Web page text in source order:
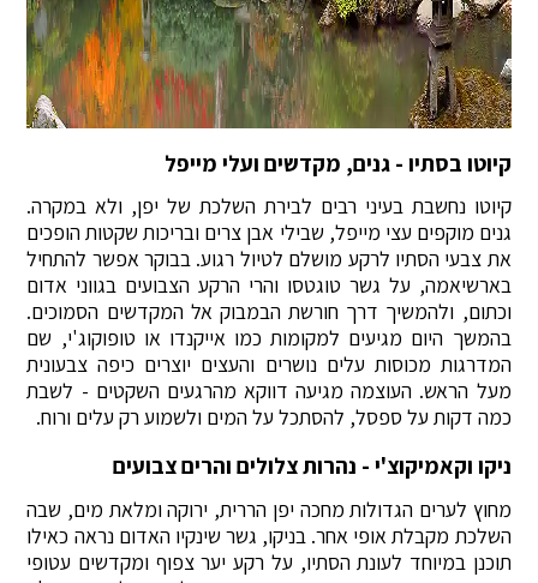
קיוטו בסתיו - גנים, מקדשים ועלי מייפל
קיוטו נחשבת בעיני רבים לבירת השלכת של יפן, ולא במקרה.
גנים מוקפים עצי מייפל, שבילי אבן צרים ובריכות שקטות הופכים
את צבעי הסתיו לרקע מושלם לטיול רגוע. בבוקר אפשר להתחיל
בארשיאמה, על גשר טוגטסו והרי הרקע הצבועים בגווני אדום
וכתום, ולהמשיך דרך חורשת הבמבוק אל המקדשים הסמוכים.
בהמשך היום מגיעים למקומות כמו אייקנדו או טופוקוג'י, שם
המדרגות מכוסות עלים נושרים והעצים יוצרים כיפה צבעונית
מעל הראש. העוצמה מגיעה דווקא מהרגעים השקטים - לשבת
כמה דקות על ספסל, להסתכל על המים ולשמוע רק עלים ורוח.
ניקו וקאמיקוצ'י - נהרות צלולים והרים צבועים
מחוץ לערים הגדולות מחכה יפן הררית, ירוקה ומלאת מים, שבה
השלכת מקבלת אופי אחר. בניקו, גשר שינקיו האדום נראה כאילו
תוכנן במיוחד לעונת הסתיו, על רקע יער צפוף ומקדשים עטופי